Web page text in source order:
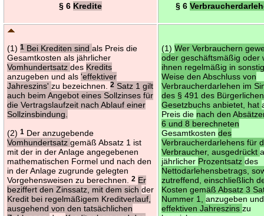
§ 6 Kredite § 6
(1)1 Bei Krediten sindals Preis die
Gesamtkosten als jährlicher
Vomhundertsatzdes Kredits
anzugeben und als'effektiver
Jahreszins'zu bezeichnen.2 Satz 1 gilt
auch beim Angebot eines Sollzinses für
die Vertragslaufzeit nach Ablauf einer
Sollzinsbindung.
(2)1 Der anzugebende
Vomhundertsatzgemäß Absatz 1 ist
mit der in der Anlage angegebenen
mathematischen Formel und nach den
in der Anlage zugrunde gelegten
Vorgehensweisen zu berechnen.2 Er
beziffert den Zinssatz, mit dem sichder
Kredit bei regelmäßigem Kreditverlauf,
ausgehend von den tatsächlichen
(1)Wer Verbrauchern
oder geschäftsmäßig oder
ihnen regelmäßig in
Weise den Abschluss von
Verbraucherdarlehen im
des § 491 des Bürgerlichen
Gesetzbuchs anbietet, hat
Preis die nach den
6 und 8 berechneten
Gesamtkostendes
Verbraucherdarlehens für
Verbraucher, ausgedrückt
jährlicher Prozentsatzdes
Nettodarlehensbetrags,
zutreffend, einschließlich
Kosten gemäß Absatz 3
Nummer 1,anzugeben
effektiven Jahreszinszu